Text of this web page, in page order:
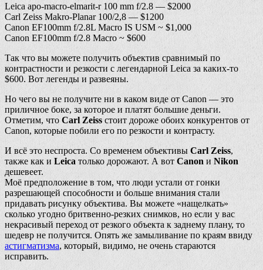
Leica apo-macro-elmarit-r 100 mm f/2.8 — $2000
Carl Zeiss Makro-Planar 100/2,8 — $1200
Canon EF100mm f/2.8L Macro IS USM ~ $1,000
Canon EF100mm f/2.8 Macro ~ $600
Так что вы можете получить объектив сравнимый по
контрастности и резкости с легендарной Leica за каких-то
$600. Вот легенды и развеяны.
Но чего вы не получите ни в каком виде от Canon — это
приличное боке, за которое и платят большие деньги.
Отметим, что Carl Zeiss стоит дороже обоих конкурентов от
Canon, которые побили его по резкости и контрасту.
И всё это неспроста. Со временем объективы Carl Zeiss,
также как и Leica только дорожают. А вот Canon и Nikon
дешевеет.
Моё предположение в том, что люди устали от гонки
разрешающей способности и больше внимания стали
придавать рисунку объектива. Вы можете «нащелкать»
сколько угодно бритвенно-резких снимков, но если у вас
некрасивый переход от резкого объекта к заднему плану, то
шедевр не получится. Опять же замыливание по краям ввиду
астигматизма, который, видимо, не очень стараются
исправить.